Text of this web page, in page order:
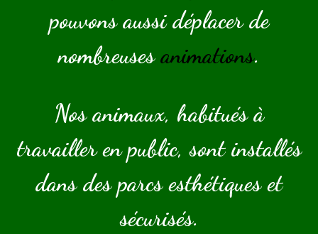
pouvons aussi déplacer de
nombreusesanimations.
Nos animaux, habitués à
travailler en public, sont installés
dans des parcs esthétiques et
sécurisés.